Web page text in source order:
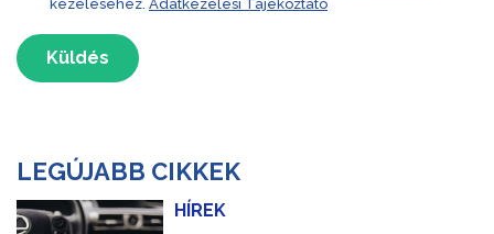
kezeléséhez. Adatkezelési Tájékoztató
Küldés
LEGÚJABB CIKKEK
HÍREK